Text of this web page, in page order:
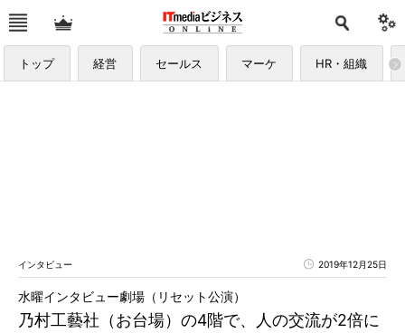
トップ 経営 セールス マーケ HR・組織
インタビュー 2019年12月25日
乃村工藝社（お台場）の4階で、人の交流が2倍に
水曜インタビュー劇場（リセット公演）